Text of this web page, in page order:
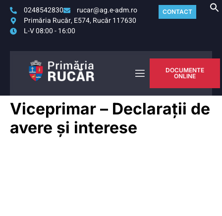
0248542830
rucar@ag.e-adm.ro
Primăria Rucăr, E574, Rucăr 117630
L-V 08:00 - 16:00
CONTACT
DOCUMENTE
ONLINE
Viceprimar – Declarații de
avere și interese